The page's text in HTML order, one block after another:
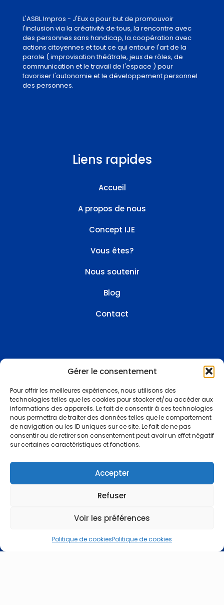
Gérer le consentement
Pour offrir les meilleures expériences, nous utilisons des
technologies telles que les cookies pour stocker et/ou accéder aux
informations des appareils. Le fait de consentir à ces technologies
nous permettra de traiter des données telles que le comportement
de navigation ou les ID uniques sur ce site. Le fait de ne pas
consentir ou de retirer son consentement peut avoir un effet négatif
sur certaines caractéristiques et fonctions.
Accepter
Refuser
Voir les préférences
Politique de cookiesPolitique de cookies
L'ASBL Impros - J'Eux a pour but de promouvoir
l'inclusion via la créativité de tous, la rencontre avec
des personnes sans handicap, la coopération avec
actions citoyennes et tout ce qui entoure l'art de la
parole ( improvisation théâtrale, jeux de rôles, de
communication et le travail de l'espace ) pour
favoriser l'autonomie et le développement personnel
des personnes.
Liens rapides
Accueil
A propos de nous
Concept IJE
Vous êtes?
Nous soutenir
Blog
Contact
📍 Siège social : Rue du stade, 17-19 4801 Stembert,
Belgique
📞 +32 498 10 13 98